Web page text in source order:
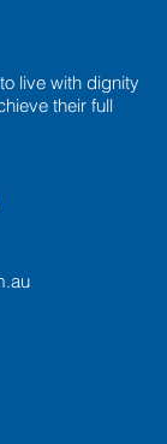
live with dignity
their full